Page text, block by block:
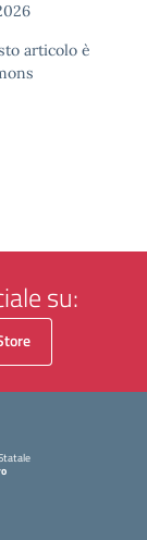
articolo è
su: